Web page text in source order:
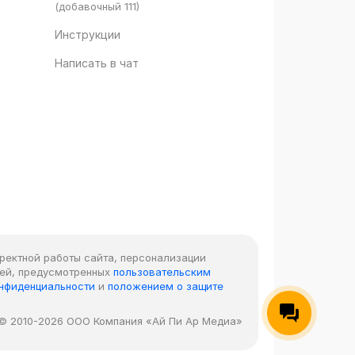
(добавочный 111)
Инструкции
Написать в чат
работы сайта, персонализации
предусмотренных пользовательским
и положением о защите
2010-2026 ООО Компания «Ай Пи Ар Медиа»